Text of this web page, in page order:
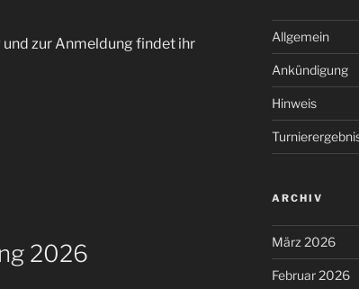
zur Anmeldung findet ihr
2026
Allgemein
Ankündigung
Hinweis
ARCHIV
März 2026
Februar 2026